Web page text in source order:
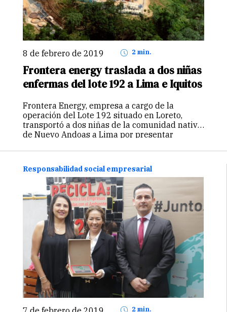
8 de febrero de 2019 2 min.
Frontera energy traslada a dos niñas
enfermas del lote 192 a Lima e Iquitos
Frontera Energy, empresa a cargo de la
operación del Lote 192 situado en Loreto,
transportó a dos niñas de la comunidad nativa
de Nuevo Andoas a Lima por presentar
A pesar de…Continuar
Responsabilidad social empresarial
2 min.